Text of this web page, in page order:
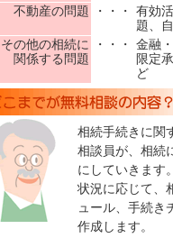
不動産の問題
・・・
有効
題、
その他の相続に
関係する問題
・・・
金融
限定
ど
相続手続きに関
相談員が、相続
にしていきます。
状況に応じて、
ュール、手続き
作成します。